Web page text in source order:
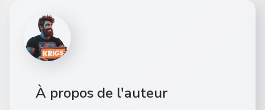
À propos de l'auteur